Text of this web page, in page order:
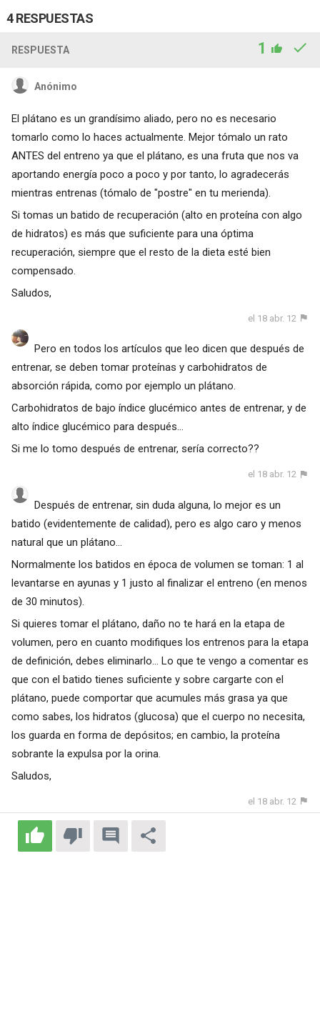
4 RESPUESTAS
RESPUESTA 1
Anónimo
El plátano es un grandísimo aliado, pero no es necesario
tomarlo como lo haces actualmente. Mejor tómalo un rato
ANTES del entreno ya que el plátano, es una fruta que nos va
aportando energía poco a poco y por tanto, lo agradecerás
mientras entrenas (tómalo de "postre" en tu merienda).
Si tomas un batido de recuperación (alto en proteína con algo
de hidratos) es más que suficiente para una óptima
recuperación, siempre que el resto de la dieta esté bien
compensado.
Saludos,
el 18 abr. 12
Pero en todos los artículos que leo dicen que después de
entrenar, se deben tomar proteínas y carbohidratos de
absorción rápida, como por ejemplo un plátano.
Carbohidratos de bajo índice glucémico antes de entrenar, y de
alto índice glucémico para después...
Si me lo tomo después de entrenar, sería correcto??
el 18 abr. 12
Después de entrenar, sin duda alguna, lo mejor es un
batido (evidentemente de calidad), pero es algo caro y menos
natural que un plátano...
Normalmente los batidos en época de volumen se toman: 1 al
levantarse en ayunas y 1 justo al finalizar el entreno (en menos
de 30 minutos).
Si quieres tomar el plátano, daño no te hará en la etapa de
volumen, pero en cuanto modifiques los entrenos para la etapa
de definición, debes eliminarlo... Lo que te vengo a comentar es
que con el batido tienes suficiente y sobre cargarte con el
plátano, puede comportar que acumules más grasa ya que
como sabes, los hidratos (glucosa) que el cuerpo no necesita,
los guarda en forma de depósitos; en cambio, la proteína
sobrante la expulsa por la orina.
Saludos,
el 18 abr. 12